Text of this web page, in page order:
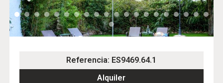
Referencia: ES9469.64.1
Alquiler